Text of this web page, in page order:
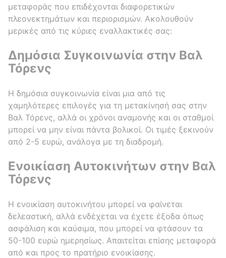
μεταφοράς που επιδέχονται διαφορετικών
πλεονεκτημάτων και περιορισμών. Ακολουθούν
μερικές από τις κύριες εναλλακτικές σας:
Δημόσια Συγκοινωνία στην Βαλ
Τόρενς
Η δημόσια συγκοινωνία είναι μια από τις
χαμηλότερες επιλογές για τη μετακίνησή σας στην
Βαλ Τόρενς, αλλά οι χρόνοι αναμονής και οι σταθμοί
μπορεί να μην είναι πάντα βολικοί. Οι τιμές ξεκινούν
από 2-5 ευρώ, ανάλογα με τη διαδρομή.
Ενοικίαση Αυτοκινήτων στην Βαλ
Τόρενς
Η ενοικίαση αυτοκινήτου μπορεί να φαίνεται
δελεαστική, αλλά ενδέχεται να έχετε έξοδα όπως
ασφάλιση και καύσιμα, που μπορεί να φτάσουν τα
50-100 ευρώ ημερησίως. Απαιτείται επίσης μεταφορά
από και προς το πρατήριο ενοικίασης.